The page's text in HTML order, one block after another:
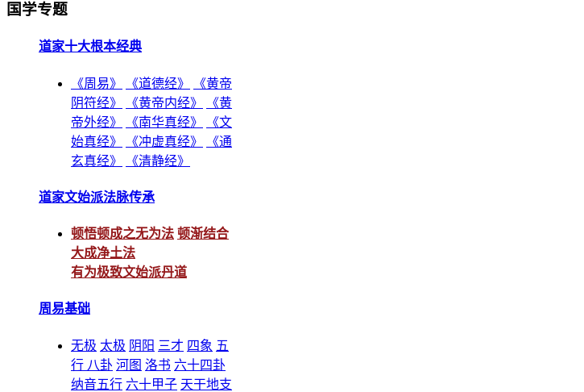
国学专题
道家十大根本经典
《周易》 《道德经》
《黄帝
阴符经》
《黄帝内经》
《黄
帝外经》
《南华真经》
《文
始真经》
《冲虚真经》
《通
玄真经》
《清静经》
道家文始派法脉传承
顿悟顿成之无为法 顿渐结合
大成净土法
有为极致文始派丹道
周易基础
无极 太极 阴阳 三才 四象 五
行 八卦 河图 洛书 六十四卦
纳音五行 六十甲子 天干地支